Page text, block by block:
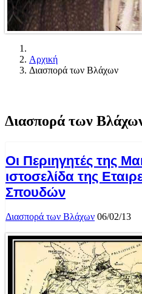
Αρχική
Διασπορά των Βλάχων
Διασπορά των
Οι Περιηγητές της
ιστοσελίδα της
Σπουδών
Διασπορά των Βλάχων 06/02/13